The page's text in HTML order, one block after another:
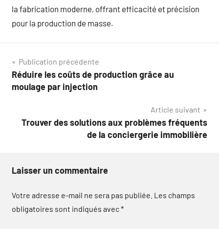
la fabrication moderne, offrant efficacité et précision
pour la production de masse.
Navigation
de
Publication précédente
Réduire les coûts de production grâce au
moulage par injection
Article suivant
Trouver des solutions aux problèmes fréquents
de la conciergerie immobilière
Laisser un commentaire
Votre adresse e-mail ne sera pas publiée. Les champs
obligatoires sont indiqués avec*